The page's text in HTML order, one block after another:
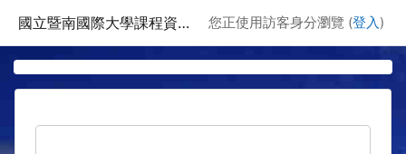
國立暨南國際大學課程資訊網 您正使用訪客身分瀏覽 (登入 )